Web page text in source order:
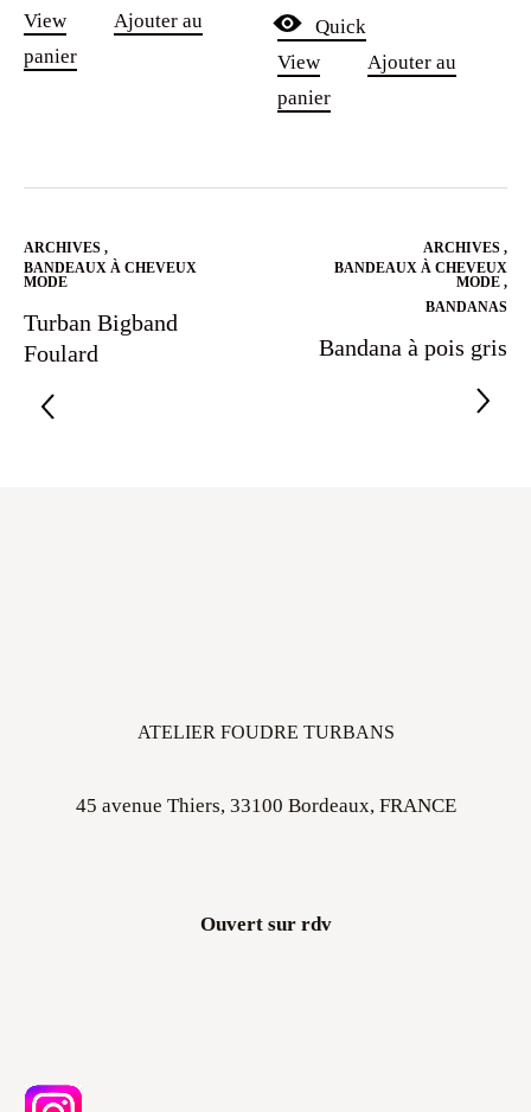
View
Ajouter au
panier
Quick
View
Ajouter au
panier
ARCHIVES ,
BANDEAUX À CHEVEUX
MODE
Turban Bigband
Foulard
ARCHIVES ,
BANDEAUX À CHEVEUX
MODE ,
BANDANAS
Bandana à pois gris
ATELIER FOUDRE TURBANS
45 avenue Thiers, 33100 Bordeaux, FRANCE
Ouvert sur rdv